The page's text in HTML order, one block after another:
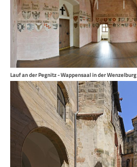
Lauf an der Pegnitz - Wappensaal in der Wenzelburg